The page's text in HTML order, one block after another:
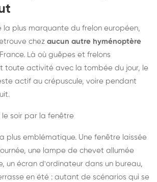
la plus marquante du frelon européen,
chez aucun autre hyménoptère
Là où guêpes et frelons
toute activité avec la tombée du jour, le
actif au crépuscule, voire pendant
le soir par la fenêtre
plus emblématique. Une fenêtre laissée
une lampe de chevet allumée
un écran d'ordinateur dans un bureau,
en été : autant de scénarios qui se